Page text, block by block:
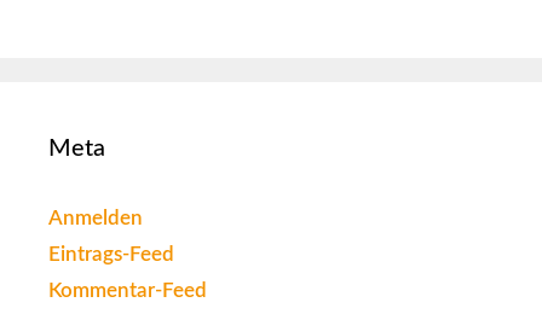
Meta
Anmelden
Eintrags-Feed
Kommentar-Feed